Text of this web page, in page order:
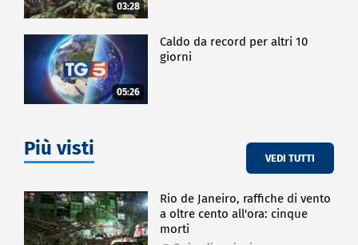
03:28
05:26
Caldo da record per altri 10
giorni
Più visti VEDI TUTTI
Rio de Janeiro, raffiche di vento
a oltre cento all'ora: cinque
morti